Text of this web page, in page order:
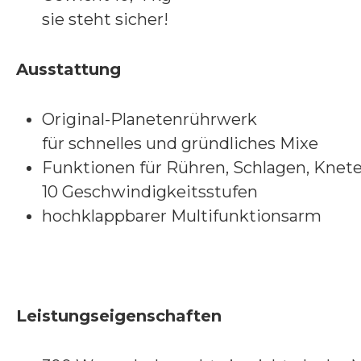
sie steht sicher!
Ausstattung
Original-Planetenrührwerk
für schnelles und gründliches Mixe
Funktionen für Rühren, Schlagen,
10 Geschwindigkeitsstufen
hochklappbarer Multifunktionsarm
Leistungseigenschaften